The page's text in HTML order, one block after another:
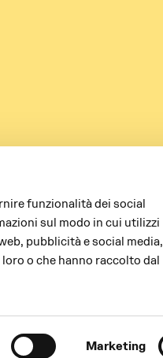
funzionalità dei social
sul modo in cui utilizzi
pubblicità e social media,
o che hanno raccolto dal
Marketing